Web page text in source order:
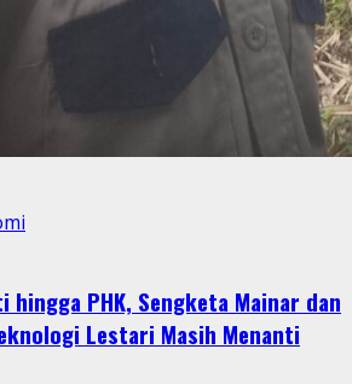
hingga PHK, Sengketa Mainar dan
Lestari Masih Menanti